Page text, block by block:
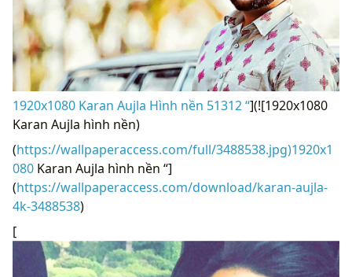
1920x1080 Karan Aujla Hình nền 51312 “](![1920x1080
Karan Aujla hình nền)
(https://wallpaperaccess.com/full/3488538.jpg)1920x1
080 Karan Aujla hình nền “]
(https://wallpaperaccess.com/download/karan-aujla-
4k-3488538)
[